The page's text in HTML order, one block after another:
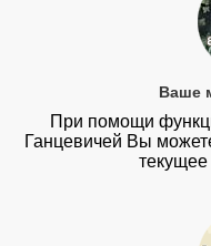
Ваше
При помощи
Ганцевичей Вы